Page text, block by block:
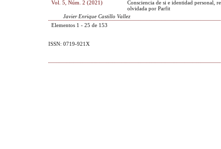
Vol. 5, Núm. 2 (2021)
Consciencia de si e identidad personal,
olvidada por Parfit
Javier Enrique Castillo Vallez
Elementos 1 - 25 de 153
ISSN: 0719-921X